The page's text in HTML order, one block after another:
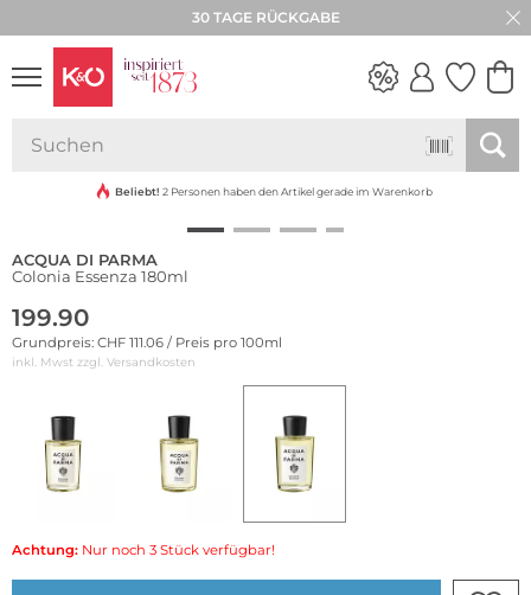
30 TAGE RÜCKGABE
VIBES
Beliebt! 2 Personen haben den Artikel gerade im Warenkorb
ACQUA DI PARMA
Colonia Essenza 180ml
199.90
Grundpreis: CHF 111.06 / Preis pro 100ml
inkl. Mwst zzgl. Versandkosten
Achtung: Nur noch 3 Stück verfügbar!